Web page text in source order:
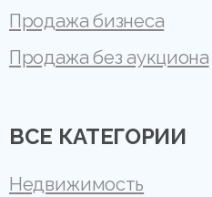
Продажа бизнеса
Продажа без аукциона
ВСЕ КАТЕГОРИИ
Недвижимость